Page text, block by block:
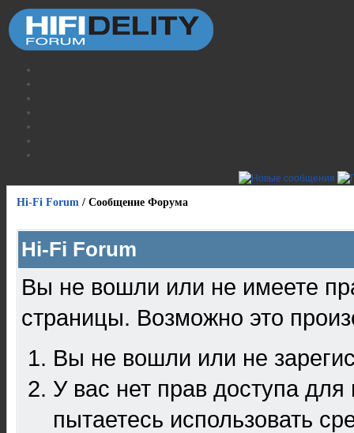
Hi-Fi Forum / Сообщение Форума
Hi-Fi Forum
Вы не вошли или не имеете
страницы. Возможно это
Вы не вошли или не
У вас нет прав доступа
пытаетесь использовать